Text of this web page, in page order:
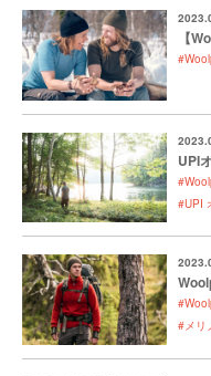
【
UPI
#UPI
#メリ